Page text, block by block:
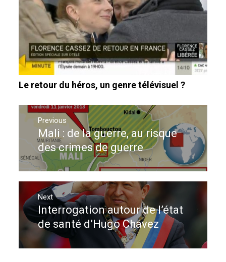
Le retour du héros, un genre télévisuel ?
Navigation
l’article
Previous
Previous
post:
Mali : de la guerre, au risque
des crimes de guerre
Next
Next
post:
Interrogation autour de l’état
de santé d’Hugo Chávez